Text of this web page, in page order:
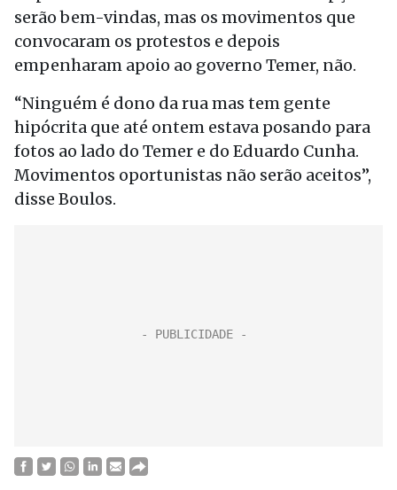
serão bem-vindas, mas os movimentos que
convocaram os protestos e depois
empenharam apoio ao governo Temer, não.
“Ninguém é dono da rua mas tem gente
hipócrita que até ontem estava posando para
fotos ao lado do Temer e do Eduardo Cunha.
Movimentos oportunistas não serão aceitos”,
disse Boulos.